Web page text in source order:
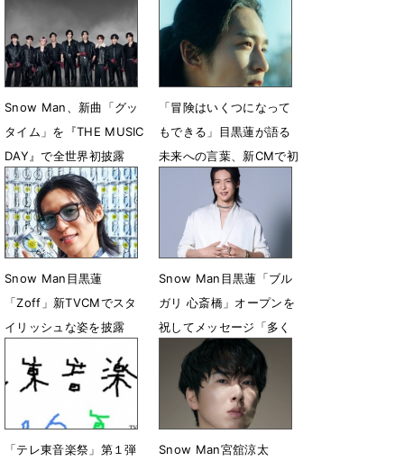
ンバーも絶賛
7月30日 06時00分
発撮り
7月24日 18時10分
Snow Man、新曲「グッ
タイム」を『THE MUSIC
DAY』で全世界初披露
7月4日 22時00分
「冒険はいくつになって
もできる」目黒蓮が語る
未来への言葉、新CMで初
7月1日 13時10分
Snow Man目黒蓮
「Zoff」新TVCMでスタ
イリッシュな姿を披露
Snow Man目黒蓮「ブル
ガリ 心斎橋」オープンを
祝してメッセージ「多く
の方々に愛される場所と
なりますように」
6月15日 14時12分
「テレ東音楽祭」第１弾
Snow Man宮舘涼太